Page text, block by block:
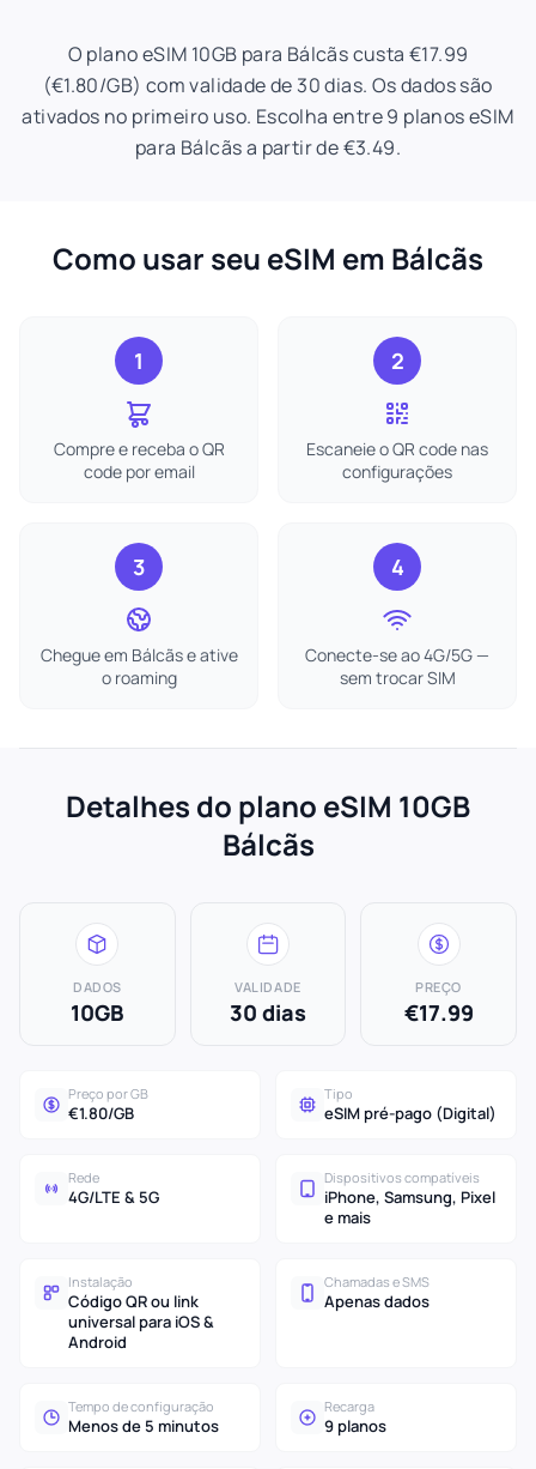
O plano eSIM 10GB para Bálcãs custa €17.99
(€1.80/GB) com validade de 30 dias. Os dados são
ativados no primeiro uso. Escolha entre 9 planos eSIM
para Bálcãs a partir de €3.49.
Como usar seu eSIM em Bálcãs
1
Compre e receba o QR
code por email
2
Escaneie o QR code nas
configurações
3
Chegue em Bálcãs e ative
o roaming
4
Conecte-se ao 4G/5G —
sem trocar SIM
Detalhes do plano eSIM 10GB
Bálcãs
DADOS
10GB
VALIDADE
30 dias
PREÇO
€17.99
Preço por GB
€1.80/GB
Tipo
eSIM pré-pago (Digital)
Rede
4G/LTE & 5G
Dispositivos compatíveis
iPhone, Samsung, Pixel
e mais
Instalação
Código QR ou link
universal para iOS &
Android
Chamadas e SMS
Apenas dados
Tempo de configuração
Menos de 5 minutos
Recarga
9 planos